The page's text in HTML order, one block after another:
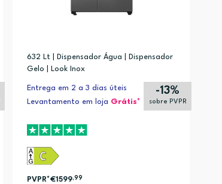
632 Lt | Dispensador Água | Dispensador
Gelo | Look Inox
Entrega em 2 a 3 dias úteis
Levantamento em loja Grátis*
-13%
sobre PVPR
PVPR*€1599,99